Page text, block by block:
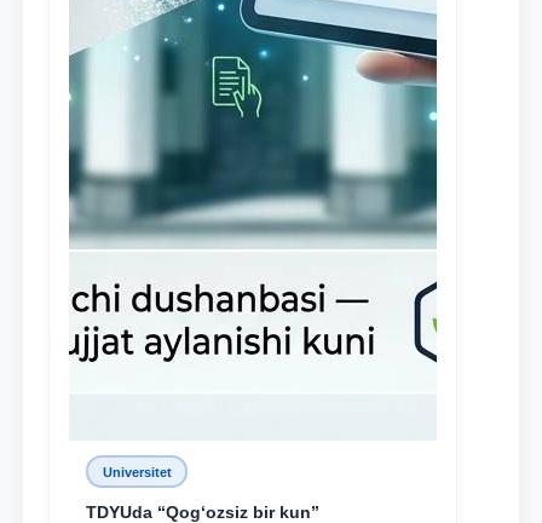
Universitet
TDYUda “Qog‘ozsiz bir kun”